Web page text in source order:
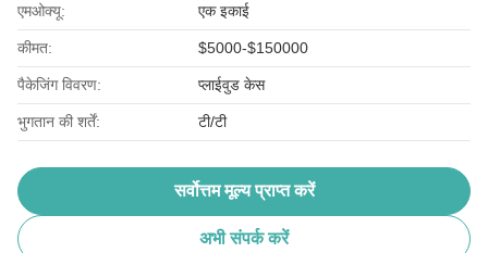
एमओक्यू: एक इकाई
कीमत: $5000-$150000
पैकेजिंग विवरण: प्लाईवुड केस
भुगतान की शर्तें: टी/टी
सर्वोत्तम मूल्य प्राप्त करें
अभी संपर्क करें